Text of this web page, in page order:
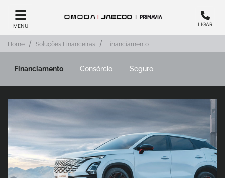
MENU LIGAR
Home Soluções Financeiras Financiamento
Consórcio
Financiamento Seguro